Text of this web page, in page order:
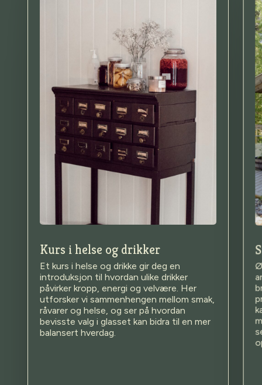
Kurs i helse og drikker
Et kurs i helse og drikke gir deg en
introduksjon til hvordan ulike drikker
påvirker kropp, energi og velvære. Her
utforsker vi sammenhengen mellom smak,
råvarer og helse, og ser på hvordan
bevisste valg i glasset kan bidra til en mer
balansert hverdag.